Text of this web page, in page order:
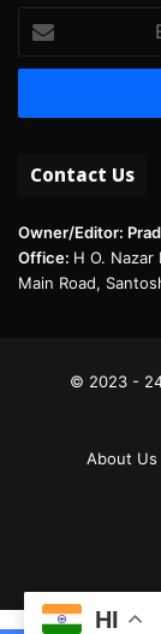
your
Email
Contact Us
Owner/Editor:
Office: H O. Nazar
Main Road,
© 2023 -
About Us
HI